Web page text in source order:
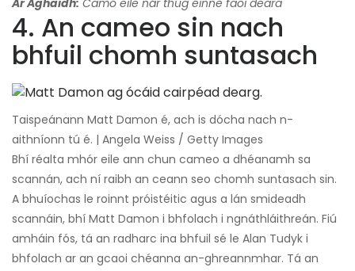
Ar Aghaidh: Camó eile nár thug éinne faoi deara
4. An cameo sin nach
bhfuil chomh suntasach
Taispeánann Matt Damon é, ach is dócha nach n-
aithníonn tú é. | Angela Weiss / Getty Images
Bhí réalta mhór eile ann chun cameo a dhéanamh sa
scannán, ach ní raibh an ceann seo chomh suntasach sin.
A bhuíochas le roinnt próistéitic agus a lán smideadh
scannáin, bhí Matt Damon i bhfolach i ngnáthláithreán. Fiú
amháin fós, tá an radharc ina bhfuil sé le Alan Tudyk i
bhfolach ar an gcaoi chéanna an-ghreannmhar. Tá an